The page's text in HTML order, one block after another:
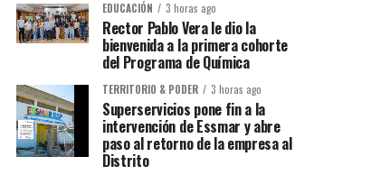
EDUCACIÓN 3 horas ago
Rector Pablo Vera le dio la
bienvenida a la primera cohorte
del Programa de Química
TERRITORIO & PODER 3 horas ago
Superservicios pone fin a la
intervención de Essmar y abre
paso al retorno de la empresa al
Distrito